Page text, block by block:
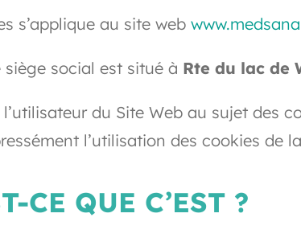
s’applique au site web
siège social est situé à Rte du lac de
du Site Web au sujet des
l’utilisation des cookies de
CE QUE C’EST ?